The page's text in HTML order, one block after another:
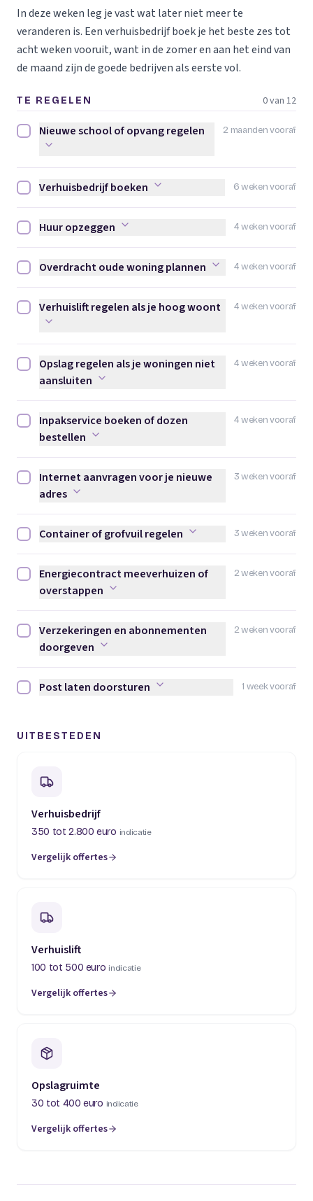
In deze weken leg je vast wat later niet meer te
veranderen is. Een verhuisbedrijf boek je het beste zes tot
acht weken vooruit, want in de zomer en aan het eind van
de maand zijn de goede bedrijven als eerste vol.
TE REGELEN 0 van 12
2 maanden vooraf
Nieuwe school of opvang regelen afvinken
Nieuwe school of opvang regelen
6 weken vooraf
Verhuisbedrijf boeken afvinken
Verhuisbedrijf boeken
4 weken vooraf
Huur opzeggen afvinken
Huur opzeggen
4 weken vooraf
Overdracht oude woning plannen afvinken
Overdracht oude woning plannen
4 weken vooraf
Verhuislift regelen als je hoog woont afvinken
Verhuislift regelen als je hoog woont
4 weken vooraf
Opslag regelen als je woningen niet aansluiten afvinken
Opslag regelen als je woningen niet
aansluiten
4 weken vooraf
Inpakservice boeken of dozen bestellen afvinken
Inpakservice boeken of dozen
bestellen
3 weken vooraf
Internet aanvragen voor je nieuwe adres afvinken
Internet aanvragen voor je nieuwe
adres
3 weken vooraf
Container of grofvuil regelen afvinken
Container of grofvuil regelen
2 weken vooraf
Energiecontract meeverhuizen of overstappen afvinken
Energiecontract meeverhuizen of
overstappen
2 weken vooraf
Verzekeringen en abonnementen doorgeven afvinken
Verzekeringen en abonnementen
doorgeven
1 week vooraf
Post laten doorsturen afvinken
Post laten doorsturen
UITBESTEDEN
Verhuisbedrijf
350 tot 2.800 euro indicatie
Vergelijk offertes
(opent in een nieuw tabblad)
Verhuislift
100 tot 500 euro indicatie
Vergelijk offertes
(opent in een nieuw tabblad)
Opslagruimte
30 tot 400 euro indicatie
Vergelijk offertes
(opent in een nieuw tabblad)